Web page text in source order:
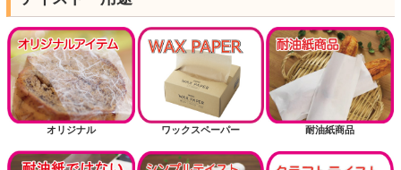
オリジナル ワックスペーパー 耐油紙商品